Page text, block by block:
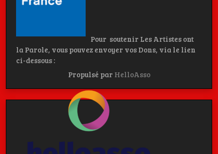
Pour soutenir Les Artistes ont
la Parole, vous pouvez envoyer vos Dons, via le lien
ci-dessous :
Propulsé par HelloAsso